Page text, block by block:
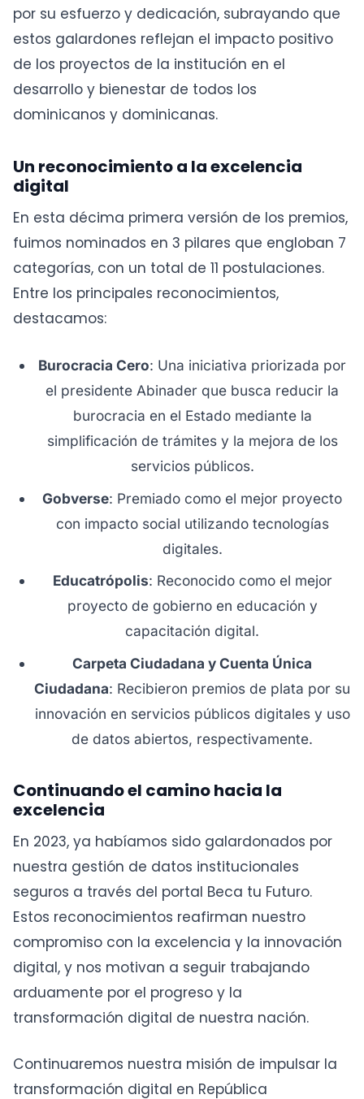
por su esfuerzo y dedicación, subrayando que
estos galardones reflejan el impacto positivo
de los proyectos de la institución en el
desarrollo y bienestar de todos los
dominicanos y dominicanas.
Un reconocimiento a la excelencia
digital
En esta décima primera versión de los premios,
fuimos nominados en 3 pilares que engloban 7
categorías, con un total de 11 postulaciones.
Entre los principales reconocimientos,
destacamos:
Burocracia Cero: Una iniciativa priorizada por
el presidente Abinader que busca reducir la
burocracia en el Estado mediante la
simplificación de trámites y la mejora de los
servicios públicos.
Gobverse: Premiado como el mejor proyecto
con impacto social utilizando tecnologías
digitales.
Educatrópolis: Reconocido como el mejor
proyecto de gobierno en educación y
capacitación digital.
Carpeta Ciudadana y Cuenta Única
Ciudadana: Recibieron premios de plata por su
innovación en servicios públicos digitales y uso
de datos abiertos, respectivamente.
Continuando el camino hacia la
excelencia
En 2023, ya habíamos sido galardonados por
nuestra gestión de datos institucionales
seguros a través del portal Beca tu Futuro.
Estos reconocimientos reafirman nuestro
compromiso con la excelencia y la innovación
digital, y nos motivan a seguir trabajando
arduamente por el progreso y la
transformación digital de nuestra nación.
Continuaremos nuestra misión de impulsar la
transformación digital en República